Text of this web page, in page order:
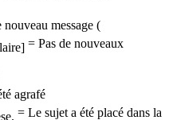
nouveau message (
= Pas de nouveaux
agrafé
= Le sujet a été placé dans la